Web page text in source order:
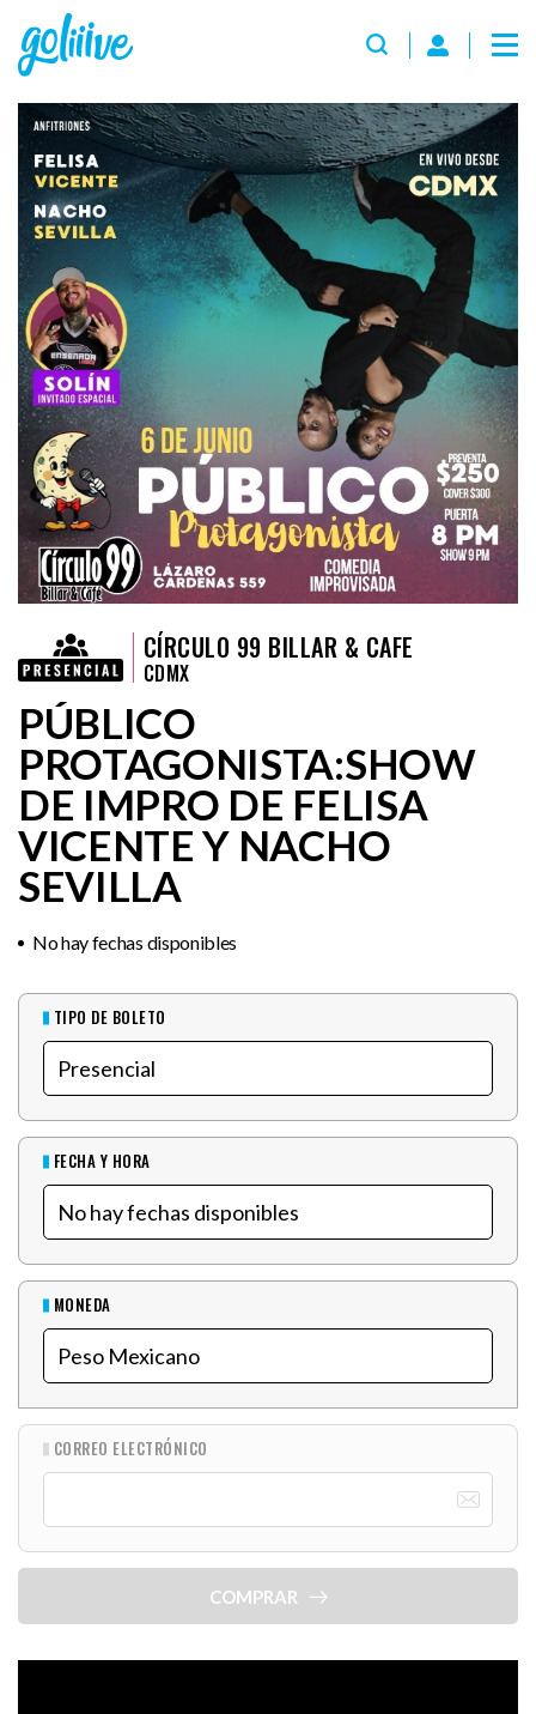
CÍRCULO 99 BILLAR & CAFE
CDMX
PÚBLICO
PROTAGONISTA:SHOW
DE IMPRO DE FELISA
VICENTE Y NACHO
SEVILLA
No hay fechas disponibles
TIPO DE BOLETO
FECHA Y HORA
MONEDA
CORREO ELECTRÓNICO
COMPRAR